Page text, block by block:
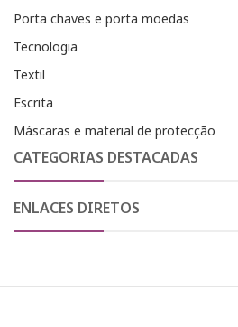
Porta chaves e porta moedas
Tecnologia
Textil
Escrita
Máscaras e material de protecção
CATEGORIAS DESTACADAS
ENLACES DIRETOS